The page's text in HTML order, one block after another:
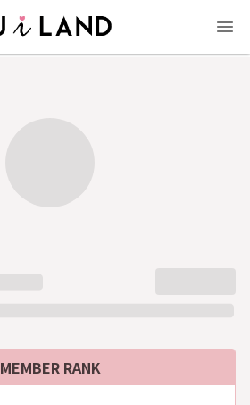
MEMBER RANK